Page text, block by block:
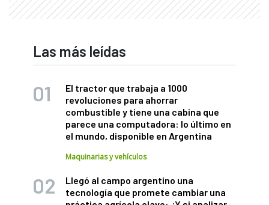
Las más leídas
El tractor que trabaja a 1000
revoluciones para ahorrar
combustible y tiene una cabina que
parece una computadora: lo último en
el mundo, disponible en Argentina
Maquinarias y vehículos
Llegó al campo argentino una
tecnología que promete cambiar una